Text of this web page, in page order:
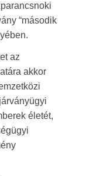
“második
az
akkor
életét,